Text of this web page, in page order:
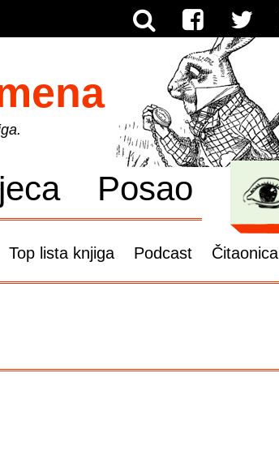
Posao
Top lista knjiga Podcast Čitaonica